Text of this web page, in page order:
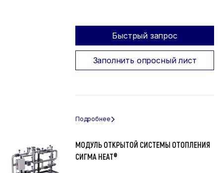
Быстрый запрос
Заполнить опросный лист
МОДУЛЬ ОТКРЫТОЙ СИСТЕМЫ ОТОПЛЕНИЯ
СИГМА HEAT®